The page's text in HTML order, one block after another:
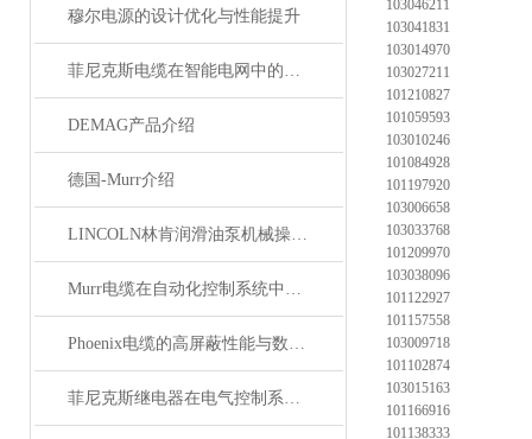
穆尔电源的设计优化与性能提升
菲尼克斯电缆在智能电网中的应用
DEMAG产品介绍
德国-Murr介绍
LINCOLN林肯润滑油泵机械操作原理
Murr电缆在自动化控制系统中的应用
Phoenix电缆的高屏蔽性能与数据传输优势
菲尼克斯继电器在电气控制系统中的应用
103046211
103041831
103014970
103027211
101210827
101059593
103010246
101084928
101197920
103006658
103033768
101209970
103038096
101122927
101157558
103009718
101102874
103015163
101166916
101138333